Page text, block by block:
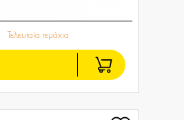
Τελευταία τεμάχια